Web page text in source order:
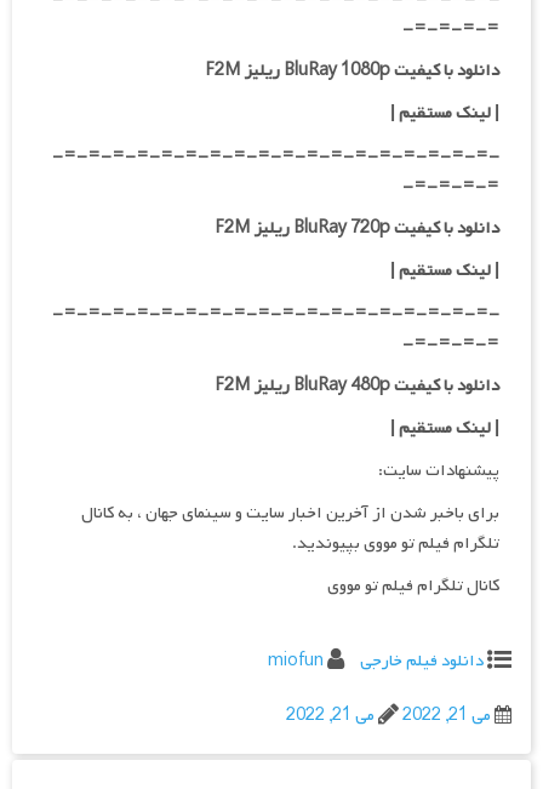
=-=-=-=-
دانلود با کیفیت BluRay 1080p ریلیز F2M
|لینک مستقیم|
-=-=-=-=-=-=-=-=-=-=-=-=-=-=-=-=-=-=-
=-=-=-=-
دانلود با کیفیت BluRay 720p ریلیز F2M
| لینک مستقیم|
-=-=-=-=-=-=-=-=-=-=-=-=-=-=-=-=-=-=-
=-=-=-=-
دانلود با کیفیت BluRay 480p ریلیز F2M
| لینک مستقیم|
پیشنهادات سایت:
برای باخبر شدن از آخرین اخبار سایت و سینمای جهان ، به کانال
تلگرام فیلم تو مووی بپیوندید.
کانال تلگرام فیلم تو مووی
دانلود فیلم خارجی
miofun
می 21, 2022
می 21, 2022